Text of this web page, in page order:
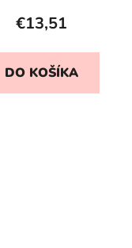
€13,51
DO KOŠÍKA